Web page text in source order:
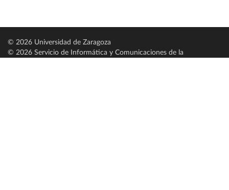
© 2026 Universidad de Zaragoza
© 2026 Servicio de Informática y Comunicaciones de la